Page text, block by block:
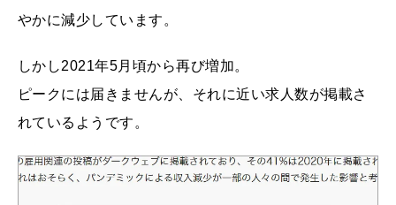
やかに減少しています。
しかし2021年5月頃から再び増加。
ピークには届きませんが、それに近い求人数が掲載さ
れているようです。